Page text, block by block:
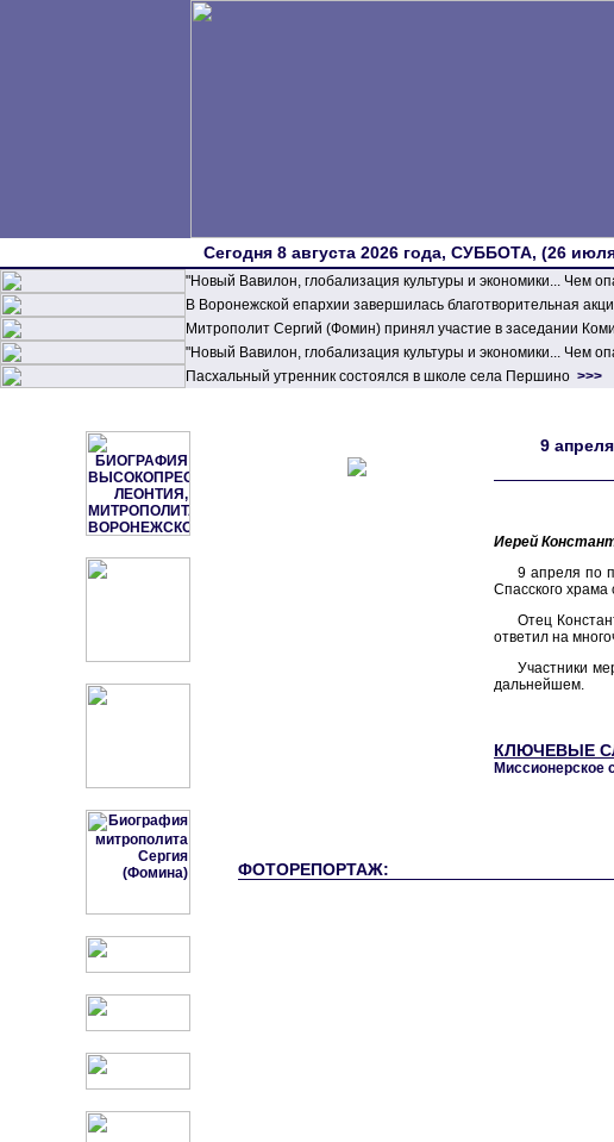
Сегодня 8 августа 2026 года, СУББОТА, (26
"Новый Вавилон, глобализация культуры и экономики... Чем
В Воронежской епархии завершилась благотворительная
Митрополит Сергий (Фомин) принял участие в заседании
"Новый Вавилон, глобализация культуры и экономики... Чем
Пасхальный утренник состоялся в школе села Першино >>>
9
Иерей
9 апреля по
Спасского
Отец
ответил на
Участники
дальнейшем.
КЛЮЧЕВЫЕ
Миссионерское
ФОТОРЕПОРТАЖ: